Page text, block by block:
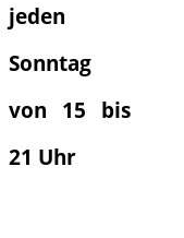
jeden
Sonntag
von 15 bis
21 Uhr